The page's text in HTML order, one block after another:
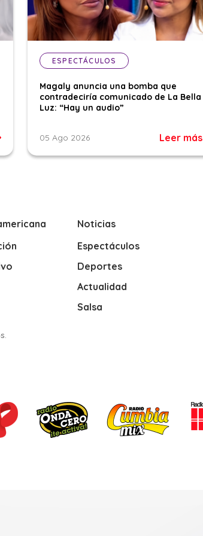
ESPECTÁCULOS
Magaly anuncia una bomba que
contradeciría comunicado de La Bella
Luz: “Hay un audio”
05 Ago 2026 Leer más
Noticias
Espectáculos
Deportes
Actualidad
Salsa